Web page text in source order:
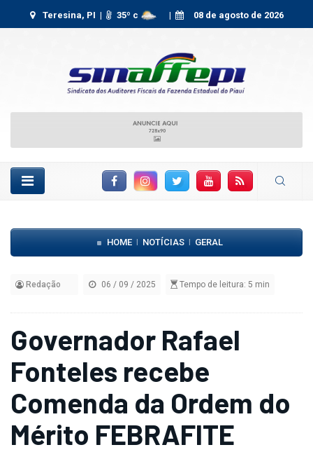
Teresina, PI | 35º c | 08 de agosto de 2026
FacebookInstagramTwitter YouTube RSS Feed
HOME NOTÍCIAS GERAL
Redação 06 / 09 / 2025 Tempo de leitura: 5 min
Governador Rafael
Fonteles recebe
Comenda da Ordem do
Mérito FEBRAFITE